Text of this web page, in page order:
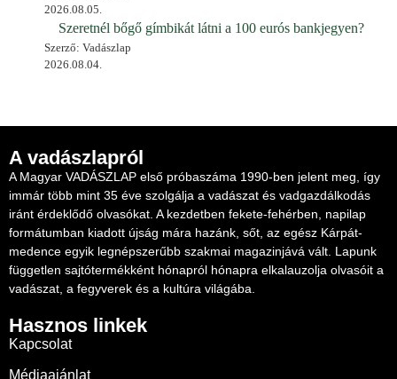
2026.08.05.
Szeretnél bőgő gímbikát látni a 100 eurós bankjegyen?
Szerző: Vadászlap
2026.08.04.
A vadászlapról
A Magyar VADÁSZLAP első próbaszáma 1990-ben jelent meg, így
immár több mint 35 éve szolgálja a vadászat és vadgazdálkodás
iránt érdeklődő olvasókat. A kezdetben fekete-fehérben, napilap
formátumban kiadott újság mára hazánk, sőt, az egész Kárpát-
medence egyik legnépszerűbb szakmai magazinjává vált. Lapunk
független sajtótermékként hónapról hónapra elkalauzolja olvasóit a
vadászat, a fegyverek és a kultúra világába.
Hasznos linkek
Kapcsolat
Médiaajánlat